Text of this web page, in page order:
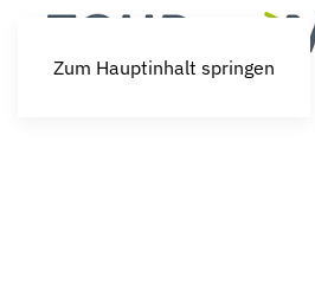
Zum Hauptinhalt springen